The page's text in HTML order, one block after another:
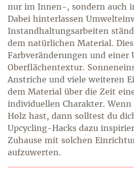
nur im Innen-, sondern auch
Dabei hinterlassen
Instandhaltungsarbeiten
dem natürlichen Material.
Farbveränderungen und einer
Oberflächentextur.
Anstriche und viele weiteren
dem Material über die Zeit
individuellen Charakter.
Holz hast, dann solltest du
Upcycling-Hacks dazu
Zuhause mit solchen
aufzuwerten.